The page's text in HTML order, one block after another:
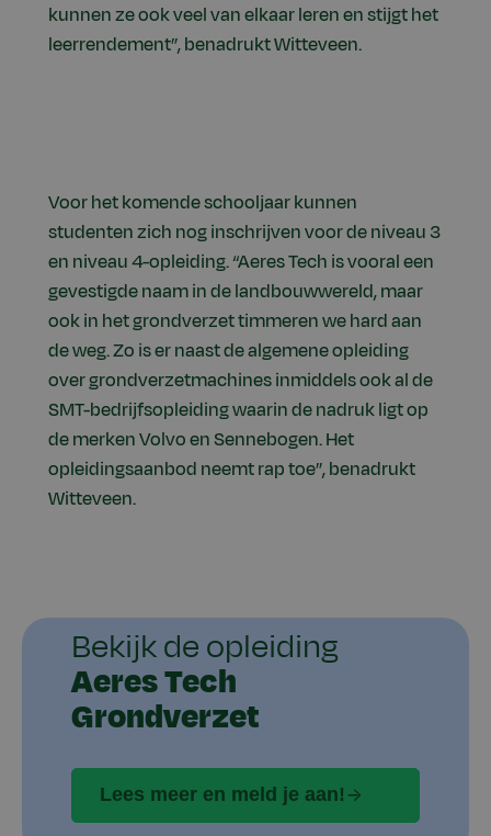
kunnen ze ook veel van elkaar leren en stijgt het
leerrendement”, benadrukt Witteveen.
Voor het komende schooljaar kunnen
studenten zich nog inschrijven voor de niveau 3
en niveau 4-opleiding. “Aeres Tech is vooral een
gevestigde naam in de landbouwwereld, maar
ook in het grondverzet timmeren we hard aan
de weg. Zo is er naast de algemene opleiding
over grondverzetmachines inmiddels ook al de
SMT-bedrijfsopleiding waarin de nadruk ligt op
de merken Volvo en Sennebogen. Het
opleidingsaanbod neemt rap toe”, benadrukt
Witteveen.
Bekijk de opleiding
Aeres Tech
Grondverzet
Lees meer en meld je aan!